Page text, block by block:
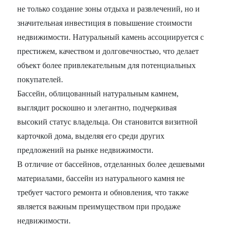
не только создание зоны отдыха и развлечений, но и
значительная инвестиция в повышение стоимости
недвижимости. Натуральный камень ассоциируется с
престижем, качеством и долговечностью, что делает
объект более привлекательным для потенциальных
покупателей.
Бассейн, облицованный натуральным камнем,
выглядит роскошно и элегантно, подчеркивая
высокий статус владельца. Он становится визитной
карточкой дома, выделяя его среди других
предложений на рынке недвижимости.
В отличие от бассейнов, отделанных более дешевыми
материалами, бассейн из натурального камня не
требует частого ремонта и обновления, что также
является важным преимуществом при продаже
недвижимости.